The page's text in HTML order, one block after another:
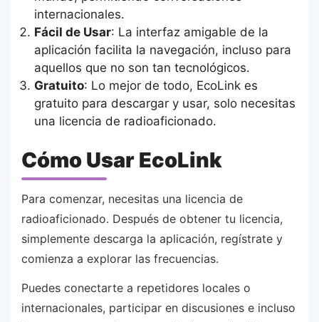
internacionales.
Fácil de Usar: La interfaz amigable de la
aplicación facilita la navegación, incluso para
aquellos que no son tan tecnológicos.
Gratuito: Lo mejor de todo, EcoLink es
gratuito para descargar y usar, solo necesitas
una licencia de radioaficionado.
Cómo Usar EcoLink
Para comenzar, necesitas una licencia de
radioaficionado. Después de obtener tu licencia,
simplemente descarga la aplicación, regístrate y
comienza a explorar las frecuencias.
Puedes conectarte a repetidores locales o
internacionales, participar en discusiones e incluso